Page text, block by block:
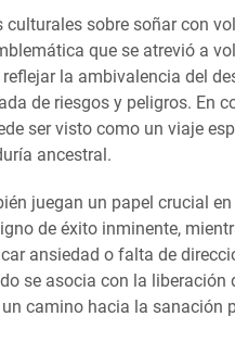
sobre soñar con
que se atrevió a
la ambivalencia del
de riesgos y peligros. En
ser visto como un viaje
ancestral.
juegan un papel crucial
de éxito inminente,
ansiedad o falta de
se asocia con la
camino hacia la sanación